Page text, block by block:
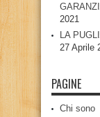
2021
LA
27 Aprile
PAGINE
Chi sono